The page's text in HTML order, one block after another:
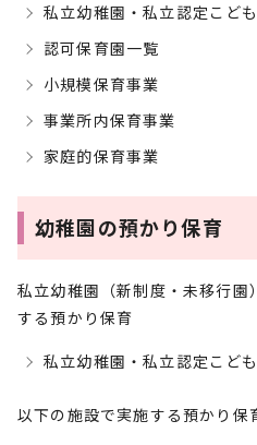
私立幼稚園・私立認定こど
認可保育園一覧
小規模保育事業
事業所内保育事業
家庭的保育事業
幼稚園の預かり保育
私立幼稚園（新制度・未移行園
する預かり保育
私立幼稚園・私立認定こど
以下の施設で実施する預かり保